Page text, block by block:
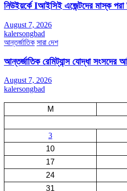
নিউইয়র্কে Iআইসিই এজেন্টদের মাস্ক পরা
August 7, 2026
kalersongbad
আন্তর্জাতিক সারা দেশ
আন্তর্জাতিক রেমিট্যান্স যোদ্ধা সংসদের
August 7, 2026
kalersongbad
M
3
10
17
24
31